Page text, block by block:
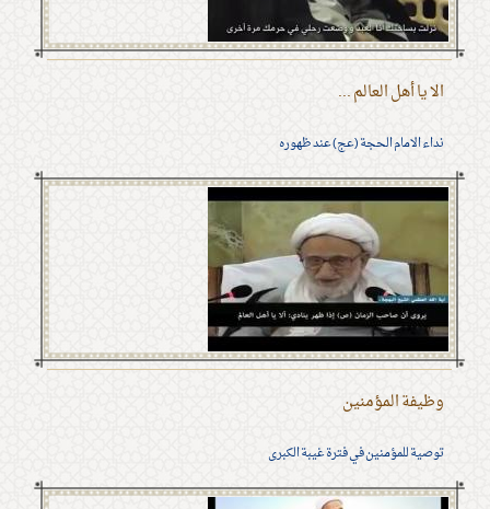
الا يا أهل العالم ...
نداء الامام الحجة (عج) عند ظهوره
وظيفة المؤمنين
توصية للمؤمنين في فترة غيبة الكبرى